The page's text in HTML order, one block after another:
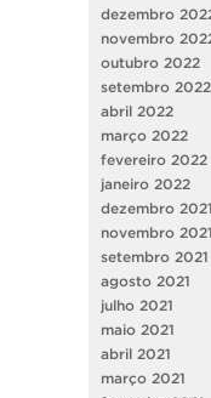
dezembro
novembro
outubro 2022
setembro 2022
abril 2022
março 2022
fevereiro 2022
janeiro 2022
dezembro 2021
novembro 2021
setembro 2021
agosto 2021
julho 2021
maio 2021
abril 2021
março 2021